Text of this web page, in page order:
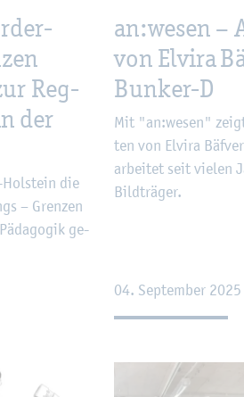
Reg­
der
Hol­stein die
– Gren­zen
ge­
an:wesen –
von El­vi­ra
Bun­ker-D
Mit "an:wesen"
ten von El­vi­ra
ar­bei­tet seit vie­len
Bild­trä­ger.
04. Sep­tem­ber